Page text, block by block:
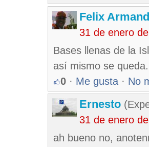
Felix
31 de enero
Bases llenas de la
así mismo se
0 · Me gusta · No
Ernesto
31 de enero
ah bueno no,